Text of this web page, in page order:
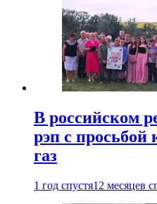
В российском
рэп с просьбой
газ
1 год спустя12 месяцев